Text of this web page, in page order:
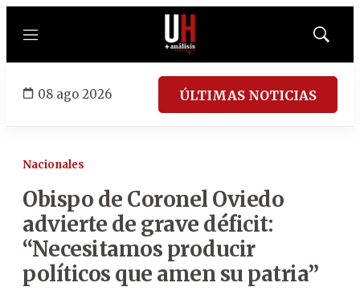
Menú
Mostrar
08 ago 2026 ÚLTIMAS NOTICIAS
Nacionales
Obispo de Coronel Oviedo
advierte de grave déficit:
“Necesitamos producir
políticos que amen su patria”